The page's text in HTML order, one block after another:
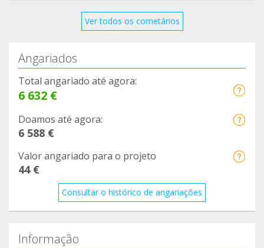
Ver todos os cometários
Angariados
Total angariado até agora:
6 632 €
Doamos até agora:
6 588 €
Valor angariado para o projeto
44 €
Consultar o histórico de angariações
Informação